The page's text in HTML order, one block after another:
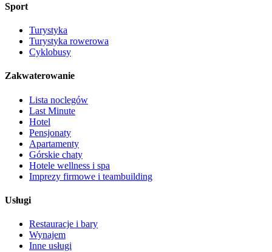
Sport
Turystyka
Turystyka rowerowa
Cyklobusy
Zakwaterowanie
Lista noclegów
Last Minute
Hotel
Pensjonaty
Apartamenty
Górskie chaty
Hotele wellness i spa
Imprezy firmowe i teambuilding
Usługi
Restauracje i bary
Wynajem
Inne usługi